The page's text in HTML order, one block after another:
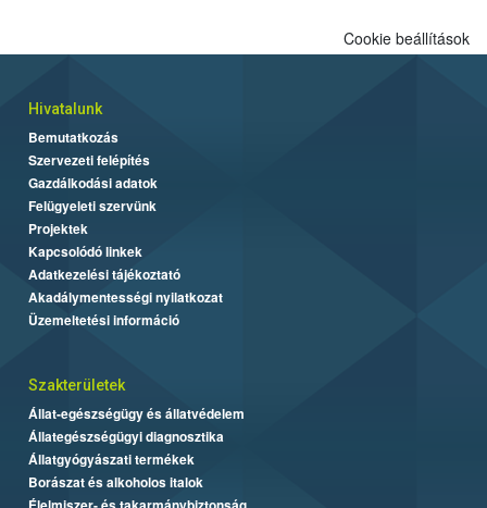
Cookie beállítások
Hivatalunk
Bemutatkozás
Szervezeti felépítés
Gazdálkodási adatok
Felügyeleti szervünk
Projektek
Kapcsolódó linkek
Adatkezelési tájékoztató
Akadálymentességi nyilatkozat
Üzemeltetési információ
Szakterületek
Állat-egészségügy és állatvédelem
Állategészségügyi diagnosztika
Állatgyógyászati termékek
Borászat és alkoholos italok